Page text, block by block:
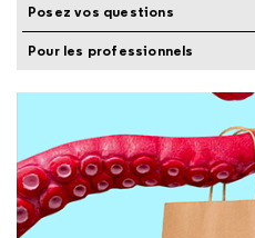
Posez vos questions
Pour les professionnels